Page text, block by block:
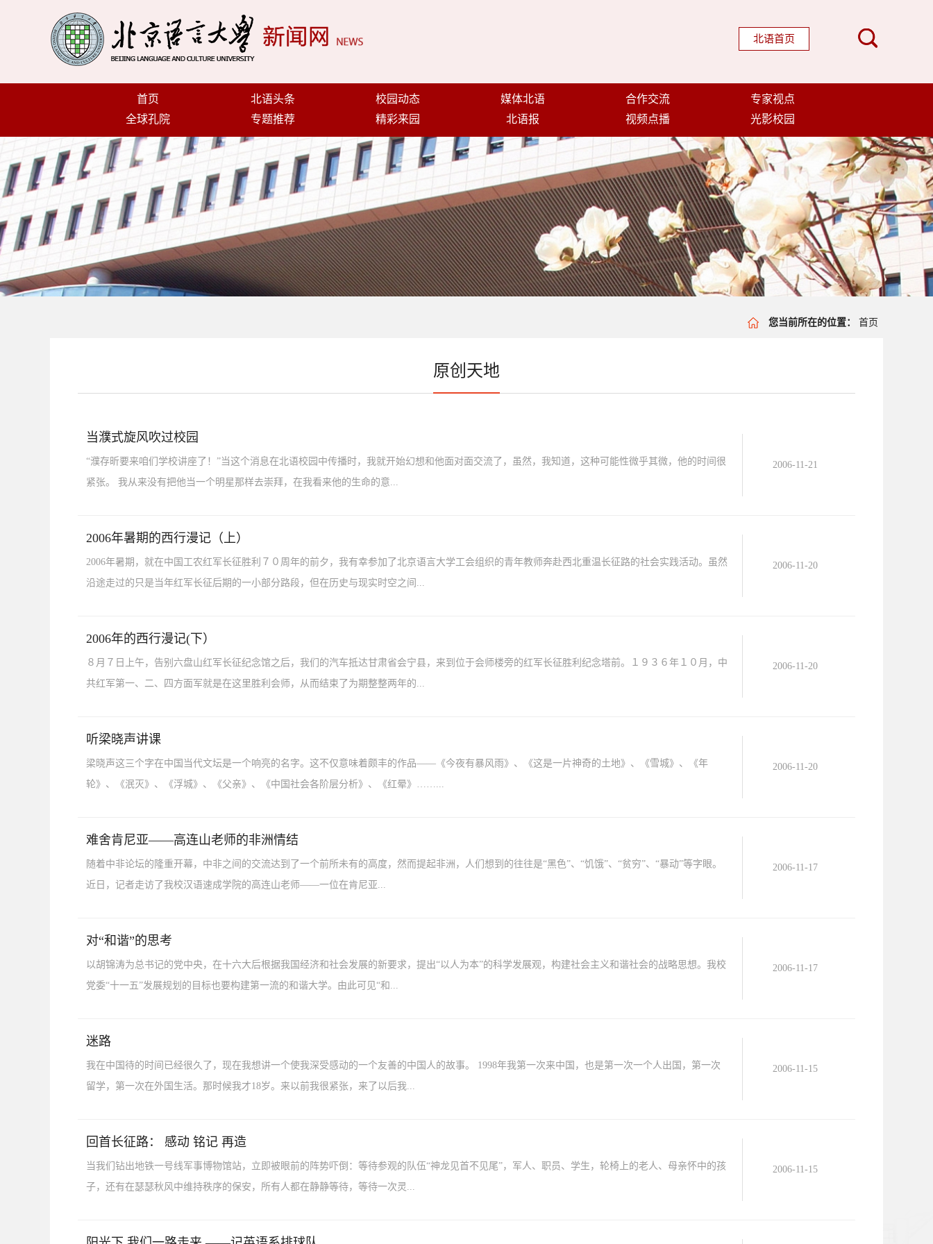
北语首页
首页 北语头条 校园动态 媒体北语 合作交流
专家视点
全球孔院
专题推荐 精彩来园 北语报 视频点播 光影校园
您当前所在的位置： 首页
原创天地
当濮式旋风吹过校园
“濮存昕要来咱们学校讲座了！”当这个消息在北语校园中传播时，我就开始幻想和他面对面交流了，虽然，我知道，这种可能性微乎其微，他的时间很
紧张。 我从来没有把他当一个明星那样去崇拜，在我看来他的生命的意...
2006-11-21
2006年暑期的西行漫记（上）
2006年暑期，就在中国工农红军长征胜利７０周年的前夕，我有幸参加了北京语言大学工会组织的青年教师奔赴西北重温长征路的社会实践活动。虽然
沿途走过的只是当年红军长征后期的一小部分路段，但在历史与现实时空之间...
2006-11-20
2006年的西行漫记(下）
８月７日上午，告别六盘山红军长征纪念馆之后，我们的汽车抵达甘肃省会宁县，来到位于会师楼旁的红军长征胜利纪念塔前。１９３６年１０月，中
共红军第一、二、四方面军就是在这里胜利会师，从而结束了为期整整两年的...
2006-11-20
听梁晓声讲课
梁晓声这三个字在中国当代文坛是一个响亮的名字。这不仅意味着颇丰的作品——《今夜有暴风雨》、《这是一片神奇的土地》、《雪城》、《年
轮》、《泯灭》、《浮城》、《父亲》、《中国社会各阶层分析》、《红晕》……...
2006-11-20
难舍肯尼亚——高连山老师的非洲情结
随着中非论坛的隆重开幕，中非之间的交流达到了一个前所未有的高度，然而提起非洲，人们想到的往往是“黑色”、“饥饿”、“贫穷”、“暴动”等字眼。
近日，记者走访了我校汉语速成学院的高连山老师——一位在肯尼亚...
2006-11-17
对“和谐”的思考
以胡锦涛为总书记的党中央，在十六大后根据我国经济和社会发展的新要求，提出“以人为本”的科学发展观，构建社会主义和谐社会的战略思想。我校
党委“十一五”发展规划的目标也要构建第一流的和谐大学。由此可见“和...
2006-11-17
迷路
我在中国待的时间已经很久了，现在我想讲一个使我深受感动的一个友善的中国人的故事。 1998年我第一次来中国，也是第一次一个人出国，第一次
留学，第一次在外国生活。那时候我才18岁。来以前我很紧张，来了以后我...
2006-11-15
回首长征路： 感动 铭记 再造
当我们钻出地铁一号线军事博物馆站，立即被眼前的阵势吓倒：等待参观的队伍“神龙见首不见尾”，军人、职员、学生，轮椅上的老人、母亲怀中的孩
子，还有在瑟瑟秋风中维持秩序的保安，所有人都在静静等待，等待一次灵...
2006-11-15